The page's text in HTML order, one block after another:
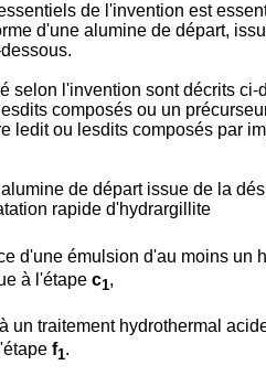
de l'invention est
d'une alumine de départ,
selon l'invention sont décrits
composés ou un
ledit ou lesdits composés par
de départ issue de la
rapide d'hydrargillite
d'une émulsion d'au moins un
à l'étape c1,
à un traitement hydrothermal
f1.